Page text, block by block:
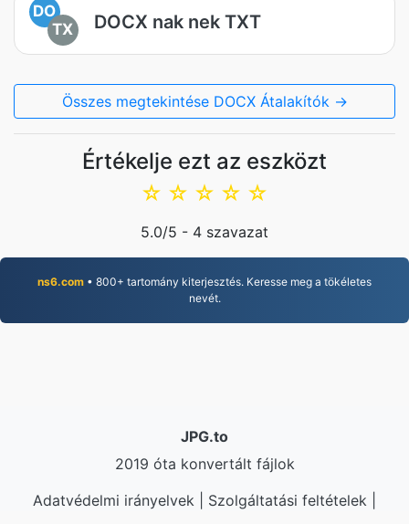
DO
TX
DOCX nak nek TXT
Összes megtekintése DOCX Átalakítók →
Értékelje ezt az eszközt
☆
☆
☆
☆
☆
5.0/5 - 4 szavazat
ns6.com • 800+ tartomány kiterjesztés. Keresse meg a tökéletes
nevét.
JPG.to
2019 óta konvertált fájlok
Adatvédelmi irányelvek
Szolgáltatási feltételek